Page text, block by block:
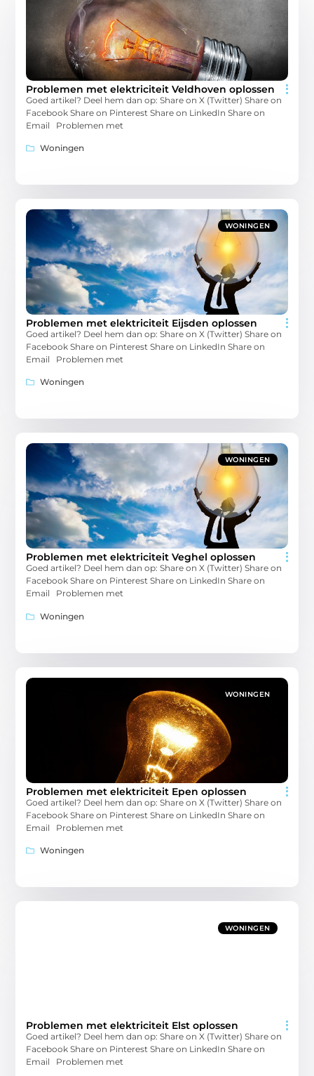
Problemen met elektriciteit Veldhoven oplossen
Goed artikel? Deel hem dan op: Share on X (Twitter) Share on
Facebook Share on Pinterest Share on LinkedIn Share on
Email Problemen met
Woningen
WONINGEN
Problemen met elektriciteit Eijsden oplossen
Goed artikel? Deel hem dan op: Share on X (Twitter) Share on
Facebook Share on Pinterest Share on LinkedIn Share on
Email Problemen met
Woningen
WONINGEN
Problemen met elektriciteit Veghel oplossen
Goed artikel? Deel hem dan op: Share on X (Twitter) Share on
Facebook Share on Pinterest Share on LinkedIn Share on
Email Problemen met
Woningen
WONINGEN
Problemen met elektriciteit Epen oplossen
Goed artikel? Deel hem dan op: Share on X (Twitter) Share on
Facebook Share on Pinterest Share on LinkedIn Share on
Email Problemen met
Woningen
WONINGEN
Problemen met elektriciteit Elst oplossen
Goed artikel? Deel hem dan op: Share on X (Twitter) Share on
Facebook Share on Pinterest Share on LinkedIn Share on
Email Problemen met